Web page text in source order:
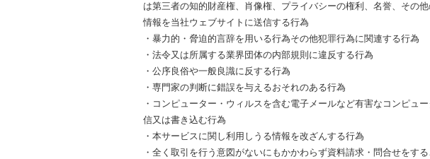
は第三者の知的財産権、肖像権、プライバシーの権利、名誉、その
情報を当社ウェブサイトに送信する行為
・暴力的・脅迫的言辞を用いる行為その他犯罪行為に関連する行為
・法令又は所属する業界団体の内部規則に違反する行為
・公序良俗や一般良識に反する行為
・専門家の判断に錯誤を与えるおそれのある行為
・コンピューター・ウィルスを含む電子メールなど有害なコンピュ
信又は書き込む行為
・本サービスに関し利用しうる情報を改ざんする行為
・全く取引を行う意図がないにもかかわらず資料請求・問合せをす